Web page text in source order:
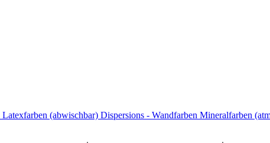
Latexfarben (abwischbar) Dispersions - Wandfarben Mineralfarben